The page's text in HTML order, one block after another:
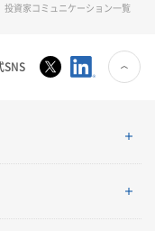
投資家コミュニケーション一覧
SNS